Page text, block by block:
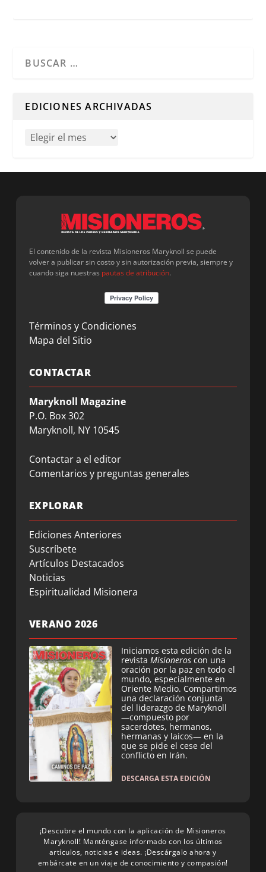
EDICIONES ARCHIVADAS
El contenido de la revista Misioneros Maryknoll se puede
volver a publicar sin costo y sin autorización previa, siempre y
cuando siga nuestras pautas de atribución.
Términos y Condiciones
Mapa del Sitio
CONTACTAR
Maryknoll Magazine
P.O. Box 302
Maryknoll, NY 10545
Contactar a el editor
Comentarios y preguntas generales
EXPLORAR
Ediciones Anteriores
Suscríbete
Artículos Destacados
Noticias
Espiritualidad Misionera
VERANO 2026
Iniciamos esta edición de la
revista Misioneros con una
oración por la paz en todo el
mundo, especialmente en
Oriente Medio. Compartimos
una declaración conjunta
del liderazgo de Maryknoll
—compuesto por
sacerdotes, hermanos,
hermanas y laicos— en la
que se pide el cese del
conflicto en Irán.
DESCARGA ESTA EDICIÓN
¡Descubre el mundo con la aplicación de Misioneros
Maryknoll! Manténgase informado con los últimos
artículos, noticias e ideas. ¡Descárgalo ahora y
embárcate en un viaje de conocimiento y compasión!